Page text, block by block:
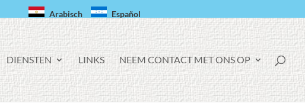
Arabisch Español
DIENSTEN LINKS NEEM CONTACT MET ONS OP